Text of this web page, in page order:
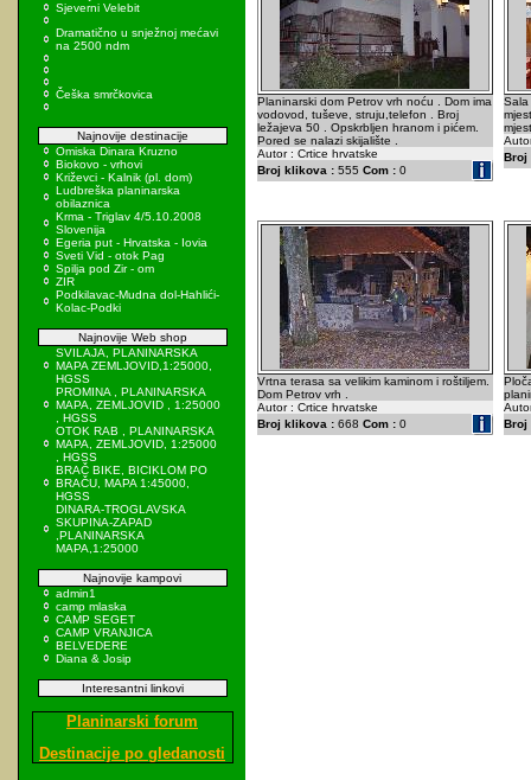
Sjeverni Velebit
Dramatično u snježnoj mećavi
na 2500 ndm
Češka smrčkovica
Najnovije destinacije
Omiska Dinara Kruzno
Biokovo - vrhovi
Križevci - Kalnik (pl. dom)
Ludbreška planinarska
obilaznica
Krma - Triglav 4/5.10.2008
Slovenija
Egeria put - Hrvatska - Iovia
Sveti Vid - otok Pag
Spilja pod Zir - om
ZIR
Podkilavac-Mudna dol-Hahlići-
Kolac-Podki
Najnovije Web shop
SVILAJA, PLANINARSKA
MAPA ZEMLJOVID,1:25000,
HGSS
PROMINA , PLANINARSKA
MAPA, ZEMLJOVID , 1:25000
, HGSS
OTOK RAB , PLANINARSKA
MAPA, ZEMLJOVID, 1:25000
, HGSS
BRAČ BIKE, BICIKLOM PO
BRAČU, MAPA 1:45000,
HGSS
DINARA-TROGLAVSKA
SKUPINA-ZAPAD
,PLANINARSKA
MAPA,1:25000
Najnovije kampovi
admin1
camp mlaska
CAMP SEGET
CAMP VRANJICA
BELVEDERE
Diana & Josip
Interesantni linkovi
Planinarski forum
Destinacije po gledanosti
Planinarski dom Petrov vrh noću . Dom ima
vodovod, tuševe, struju,telefon . Broj
ležajeva 50 . Opskrbljen hranom i pićem.
Pored se nalazi skijalište .
Autor : Crtice hrvatske
Broj klikova :555 Com :0
Sala
Broj
Vrtna terasa sa velikim kaminom i roštiljem.
Dom Petrov vrh .
Autor : Crtice hrvatske
Broj klikova :668 Com :0
Broj